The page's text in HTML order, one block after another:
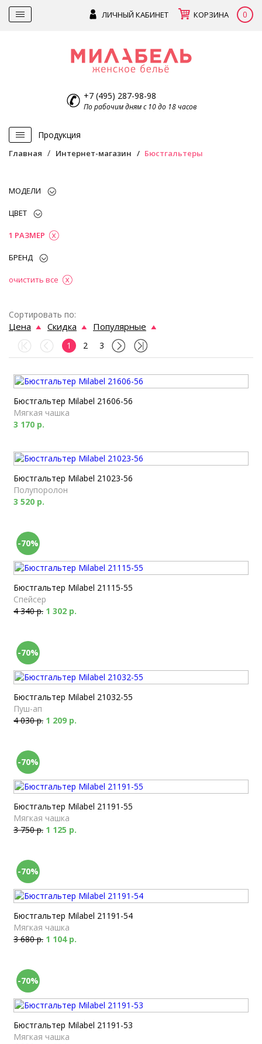
ЛИЧНЫЙ КАБИНЕТ КОРЗИНА 0
+7 (495) 287-98-98
По рабочим дням с 10 до 18 часов
Продукция
Главная Интернет-магазин Бюстгальтеры
МОДЕЛИ
ЦВЕТ
1 РАЗМЕР
БРЕНД
очистить все
Сортировать по:
Цена Скидка Популярные
1 2 3
Бюстгальтер Milabel 21606-56
Мягкая чашка
3 170 р.
Бюстгальтер Milabel 21023-56
Полупоролон
3 520 р.
-70%
Бюстгальтер Milabel 21115-55
Спейсер
4 340 р. 1 302 р.
-70%
Бюстгальтер Milabel 21032-55
Пуш-ап
4 030 р. 1 209 р.
-70%
Бюстгальтер Milabel 21191-55
Мягкая чашка
3 750 р. 1 125 р.
-70%
Бюстгальтер Milabel 21191-54
Мягкая чашка
3 680 р. 1 104 р.
-70%
Бюстгальтер Milabel 21191-53
Мягкая чашка